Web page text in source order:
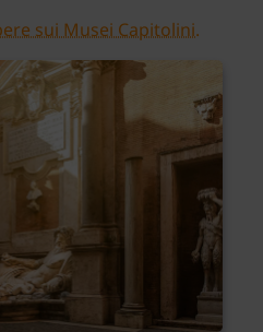
sui Musei Capitolini.